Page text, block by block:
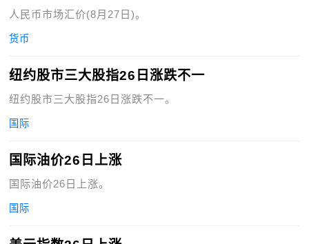
人民币市场汇价(8月27日)。
货币
纽约股市三大股指26日涨跌不一
纽约股市三大股指26日涨跌不一。
国际
国际油价26日上涨
国际油价26日上涨。
国际